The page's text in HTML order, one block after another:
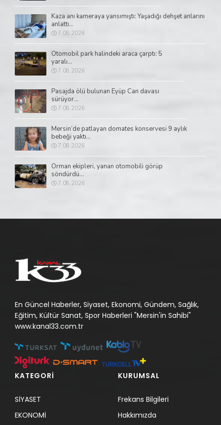
Kaza anı kameraya yansımıştı: Yaşadığı dehşet anlarını
anlattı...
7.08.2026
Otomobil park halindeki araca çarptı: 5
yaralı...
7.08.2026
Pasajda ölü bulunan Eyüp Can davası
sürüyor...
7.08.2026
Mersin’de patlayan domates konservesi 9 aylık
bebeği yaktı...
7.08.2026
Orman ekipleri, yanan otomobili görüp
söndürdü...
7.08.2026
En Güncel Haberler, Siyaset, Ekonomi, Gündem, Sağlık,
Eğitim, Kültür Sanat, Spor Haberleri "Mersin'in Sahibi"
www.kanal33.com.tr
KATEGORİ
SİYASET
EKONOMİ
KURUMSAL
Frekans Bilgileri
Hakkımızda